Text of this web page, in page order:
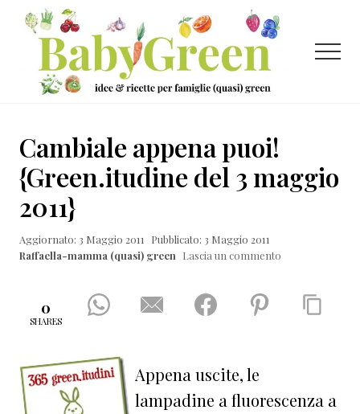
Menu
Passa
contenuto
principale
Passa
laterale
primaria
Passa
ricette
per
famiglie
(quasi)
green
Menu
Cambiale appena puoi!
{Green.itudine del 3 maggio
2011}
Aggiornato: 3 Maggio 2011
Pubblicato: 3 Maggio 2011
Raffaella-mamma (quasi) green Lascia un commento
0
SHARES
Appena uscite, le
lampadine a fluorescenza a